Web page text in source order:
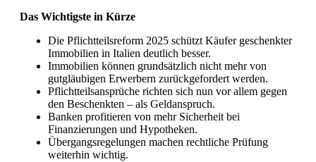
Das Wichtigste in Kürze
Die Pflichtteilsreform 2025 schützt Käufer geschenkter
Immobilien in Italien deutlich besser.
Immobilien können grundsätzlich nicht mehr von
gutgläubigen Erwerbern zurückgefordert werden.
Pflichtteilsansprüche richten sich nun vor allem gegen
den Beschenkten – als Geldanspruch.
Banken profitieren von mehr Sicherheit bei
Finanzierungen und Hypotheken.
Übergangsregelungen machen rechtliche Prüfung
weiterhin wichtig.